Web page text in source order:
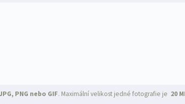
PNG nebo GIF. Maximální velikost jedné fotografie je 20